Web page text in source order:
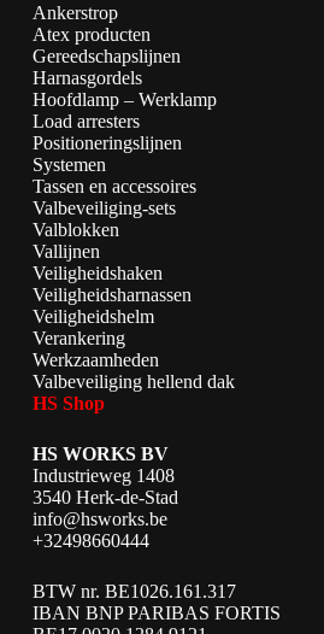
Ankerstrop
Atex producten
Gereedschapslijnen
Harnasgordels
Hoofdlamp – Werklamp
Load arresters
Positioneringslijnen
Systemen
Tassen en accessoires
Valbeveiliging-sets
Valblokken
Vallijnen
Veiligheidshaken
Veiligheidsharnassen
Veiligheidshelm
Verankering
Werkzaamheden
Valbeveiliging hellend dak
HS Shop
HS WORKS BV
Industrieweg 1408
3540 Herk-de-Stad
info@hsworks.be
+32498660444
BTW nr. BE1026.161.317
IBAN BNP PARIBAS FORTIS